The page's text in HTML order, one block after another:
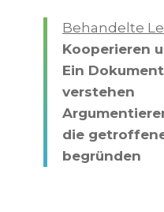
Behandelte
Kooperieren
Ein
verstehen
die
begründen